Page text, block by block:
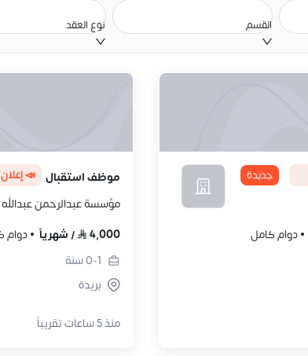
القسم نوع العقد
جديدة
دوام كامل
موظف استقبال 📣 إعلان
مؤسسة عبدالرحمن عبدالله
4,000
/ شهرياً
دوام
0-1سنة
بريدة
منذ 5 ساعات تقريباً